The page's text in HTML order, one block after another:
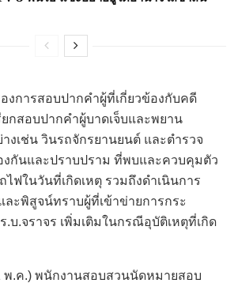
การสอบปากคำผู้ที่เกี่ยวข้องกับคดี
กสอบปากคำผู้บาดเจ็บและพยาน
งเช่น วินรถจักรยานยนต์ และตำรวจ
งกันและปราบปราม ที่พบและควบคุมตัว
ฟในวันที่เกิดเหตุ รวมถึงดำเนินการ
ะพิสูจน์ทราบผู้ที่เข้าข่ายการกระ
บ.จราจร เพิ่มเติมในกรณีอุบัติเหตุที่เกิด
พ.ค.) พนักงานสอบสวนนัดหมายสอบ